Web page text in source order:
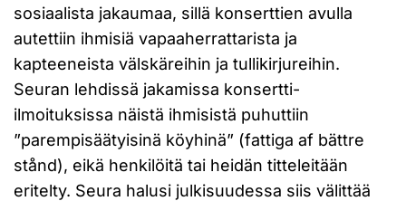
sosiaalista jakaumaa, sillä konserttien avulla
autettiin ihmisiä vapaaherrattarista ja
kapteeneista välskäreihin ja tullikirjureihin.
Seuran lehdissä jakamissa konsertti-
ilmoituksissa näistä ihmisistä puhuttiin
”parempisäätyisinä köyhinä” (fattiga af bättre
stånd), eikä henkilöitä tai heidän titteleitään
eritelty. Seura halusi julkisuudessa siis välittää